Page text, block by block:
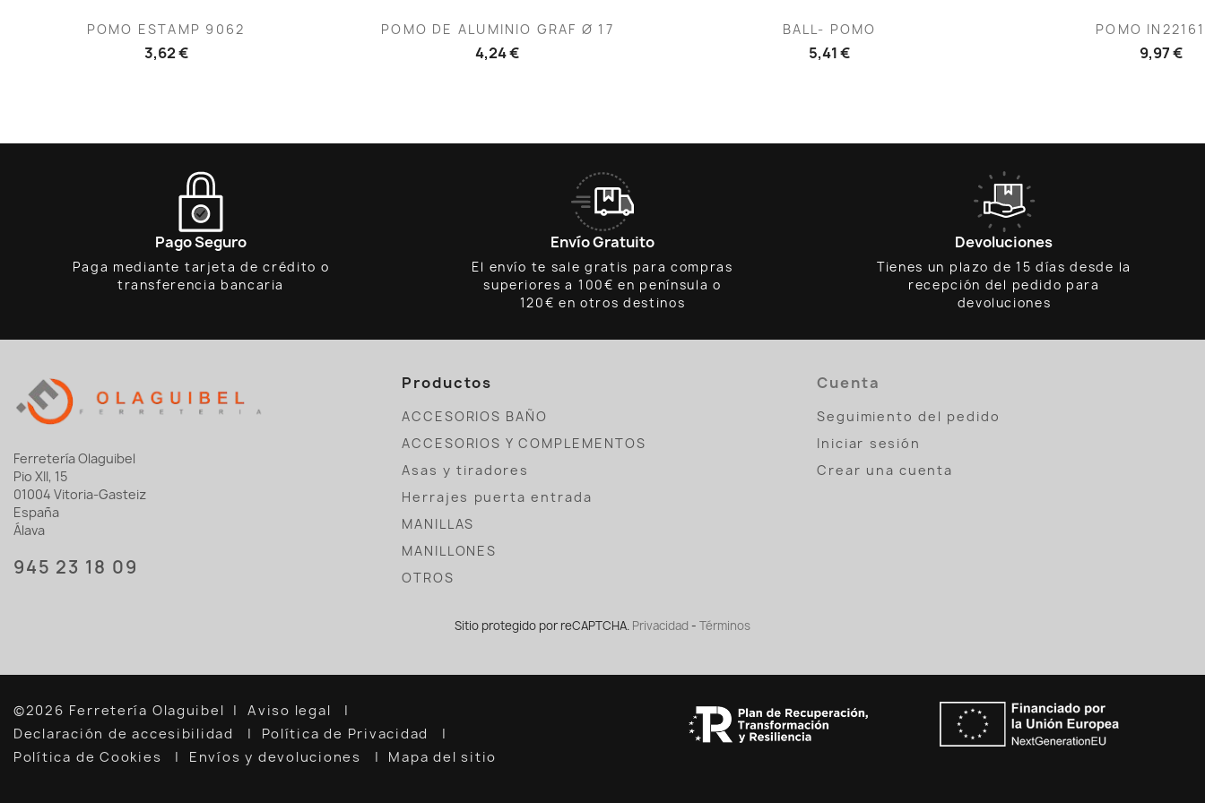
 Vista rápida
POMO ESTAMP 9062
3,62 €
Vista rápida
POMO DE ALUMINIO GRAF Ø 17
4,24 €
Vista rápida
BALL- POMO
5,41 €
Vista
POMO
9,97 €
Pago Seguro
Paga mediante tarjeta de crédito o
transferencia bancaria
Envío Gratuito
El envío te sale gratis para compras
superiores a 100€ en península o
120€ en otros destinos
Devoluciones
Tienes un plazo de 15 días desde la
recepción del pedido para
devoluciones
Ferretería Olaguibel
Pio XII, 15
01004 Vitoria-Gasteiz
España
Álava
945 23 18 09
Productos
ACCESORIOS BAÑO
ACCESORIOS Y COMPLEMENTOS
Asas y tiradores
Herrajes puerta entrada
MANILLAS
MANILLONES
OTROS
Cuenta
Seguimiento del pedido
Iniciar sesión
Crear una cuenta
Sitio protegido por reCAPTCHA. Privacidad - Términos
©2026 Ferretería Olaguibel
Aviso legal
Declaración de accesibilidad
Política de Privacidad
Política de Cookies
Envíos y devoluciones Mapa del sitio